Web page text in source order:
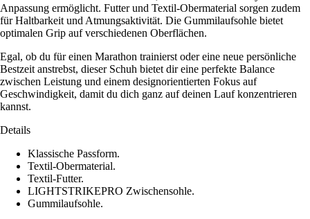
Anpassung ermöglicht. Futter und Textil-Obermaterial sorgen zudem
für Haltbarkeit und Atmungsaktivität. Die Gummilaufsohle bietet
optimalen Grip auf verschiedenen Oberflächen.
Egal, ob du für einen Marathon trainierst oder eine neue persönliche
Bestzeit anstrebst, dieser Schuh bietet dir eine perfekte Balance
zwischen Leistung und einem designorientierten Fokus auf
Geschwindigkeit, damit du dich ganz auf deinen Lauf konzentrieren
kannst.
Details
Klassische Passform.
Textil-Obermaterial.
Textil-Futter.
LIGHTSTRIKEPRO Zwischensohle.
Gummilaufsohle.